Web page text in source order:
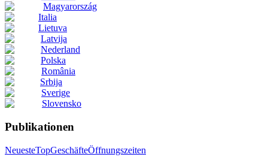
Magyarország
Italia
Lietuva
Latvija
Nederland
Polska
România
Srbija
Sverige
Slovensko
Publikationen
NeuesteTopGeschäfteÖffnungszeiten